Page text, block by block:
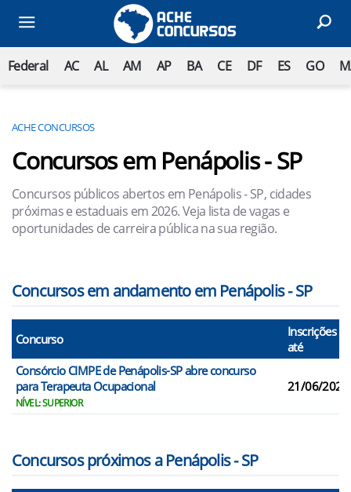
Federal AC AL AM AP BA CE DF ES GO
ACHE CONCURSOS
Concursos em Penápolis - SP
Concursos públicos abertos em Penápolis - SP, cidades
próximas e estaduais em 2026. Veja lista de vagas e
oportunidades de carreira pública na sua região.
Concursos em andamento em Penápolis - SP
Concurso
Inscrições
até
Consórcio CIMPE de Penápolis-SP abre concurso
para Terapeuta Ocupacional
NÍVEL: SUPERIOR
21/06/2026
Concursos próximos a Penápolis - SP